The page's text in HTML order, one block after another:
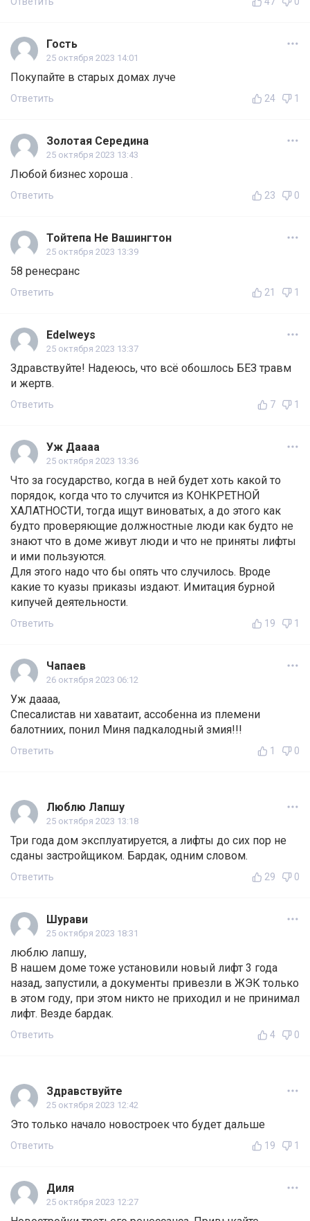
Гость
25 октября 2023 14:01
Покупайте в старых домах луче
Ответить 24 1
Золотая Середина
25 октября 2023 13:43
Любой бизнес хороша .
Ответить 23 0
Тойтепа Не Вашингтон
25 октября 2023 13:39
58 ренесранс
Ответить 21 1
Edelweys
25 октября 2023 13:37
Здравствуйте! Надеюсь, что всё обошлось БЕЗ травм
и жертв.
Ответить 7 1
Уж Даааа
25 октября 2023 13:36
Что за государство, когда в ней будет хоть какой то
порядок, когда что то случится из КОНКРЕТНОЙ
ХАЛАТНОСТИ, тогда ищут виноватых, а до этого как
будто проверяющие должностные люди как будто не
знают что в доме живут люди и что не приняты лифты
и ими пользуются.
Для этого надо что бы опять что случилось. Вроде
какие то куазы приказы издают. Имитация бурной
кипучей деятельности.
Ответить 19 1
Чапаев
26 октября 2023 06:12
Уж даааа,
Спесалистав ни хаватаит, ассобенна из племени
балотниих, понил Миня падкалодный змия!!!
Ответить 1 0
Люблю Лапшу
25 октября 2023 13:18
Три года дом эксплуатируется, а лифты до сих пор не
сданы застройщиком. Бардак, одним словом.
Ответить 29 0
Шурави
25 октября 2023 18:31
люблю лапшу,
В нашем доме тоже установили новый лифт 3 года
назад, запустили, а документы привезли в ЖЭК только
в этом году, при этом никто не приходил и не принимал
лифт. Везде бардак.
Ответить 4 0
Здравствуйте
25 октября 2023 12:42
Это только начало новостроек что будет дальше
Ответить 19 1
Диля
25 октября 2023 12:27